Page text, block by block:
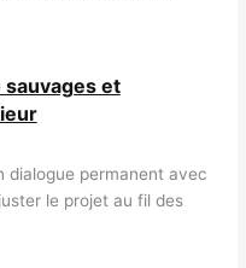
et
dialogue permanent avec
le projet au fil des